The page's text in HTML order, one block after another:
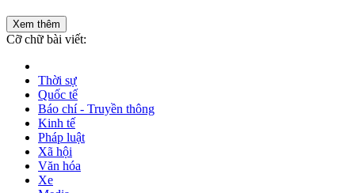
Xem thêm
Cỡ chữ bài viết:
Thời sự
Quốc tế
Báo chí - Truyền thông
Kinh tế
Pháp luật
Xã hội
Văn hóa
Xe